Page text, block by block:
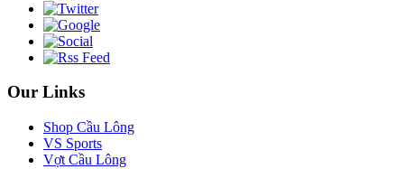
Our Links
Shop Cầu Lông
VS Sports
Vợt Cầu Lông